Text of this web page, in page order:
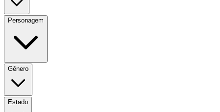
Personagem
Gênero
Estado